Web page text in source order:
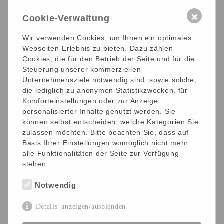
Angegliedert an das Wohnheim ist ein Förder- und
Betreuungsbereich, der den Bewohnern des Hauses
Lebensbereich bietet. Hier erhalten die Bewohner des
Hauses eine sinnstiftende Tagesstruktur,
arbeitsorientierte Beschäftigung und gezielte
Förderung.
Cookie-Verwaltung
Wir verwenden Cookies, um Ihnen ein optimales
Webseiten-Erlebnis zu bieten. Dazu zählen
Cookies, die für den Betrieb der Seite und für die
Steuerung unserer kommerziellen
Unternehmensziele notwendig sind, sowie solche,
die lediglich zu anonymen Statistikzwecken, für
Komforteinstellungen oder zur Anzeige
personalisierter Inhalte genutzt werden. Sie
können selbst entscheiden, welche Kategorien Sie
zulassen möchten. Bitte beachten Sie, dass auf
Basis Ihrer Einstellungen womöglich nicht mehr
alle Funktionalitäten der Seite zur Verfügung
stehen.
Notwendig
Details anzeigen/ausblenden
✖